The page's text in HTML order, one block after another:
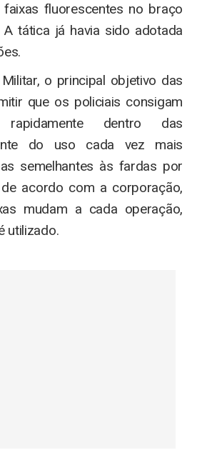
fluorescentes no braço
A tática já havia sido adotada
o principal objetivo das
que os policiais consigam
dentro das
do uso cada vez mais
semelhantes às fardas por
acordo com a corporação,
mudam a cada operação,
utilizado.